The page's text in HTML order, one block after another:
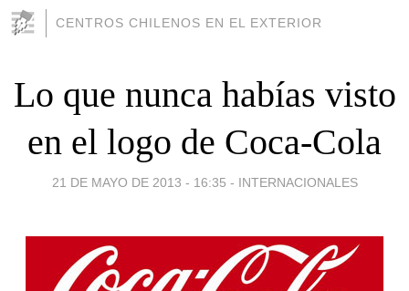
CENTROS CHILENOS EN EL EXTERIOR
Lo que nunca habías visto
en el logo de Coca-Cola
21 DE MAYO DE 2013 - 16:35 - INTERNACIONALES